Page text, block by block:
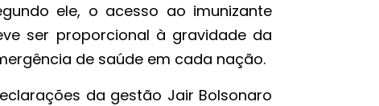
ele, o acesso ao imunizante
ser proporcional à gravidade da
de saúde em cada nação.
da gestão Jair Bolsonaro